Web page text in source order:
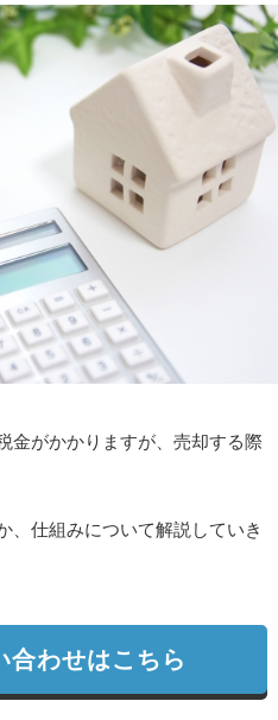
金がかかりますが、売却する際
、仕組みについて解説していき
合わせはこちら